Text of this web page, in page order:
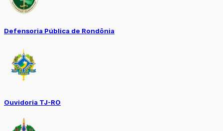
Defensoria Pública de Rondônia
Ouvidoria TJ-RO